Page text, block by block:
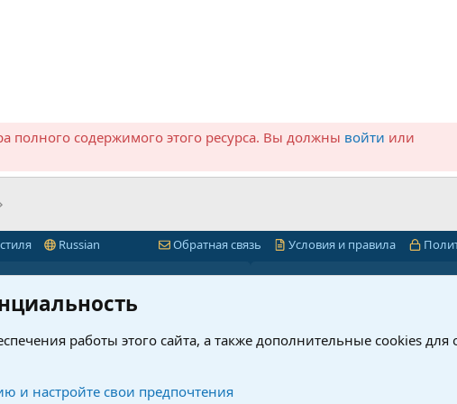
полного содержимого этого ресурса. Вы должны войти или
Russian Обратная связь Условия и правила
Маркет
Ресурсы
Интернет-магазин + CRM
работы этого сайта, а также дополнительные cookies для
и настройте свои предпочтения